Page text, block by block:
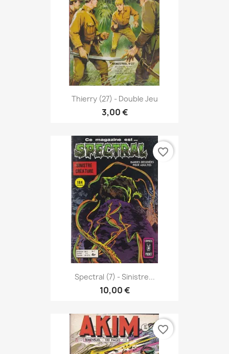
Thierry (27) - Double Jeu
3,00 €
Spectral (7) - Sinistre...
10,00 €
favorite_border
favorite_border